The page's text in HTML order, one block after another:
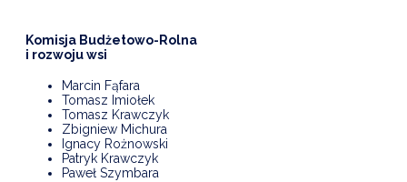
Komisja Budżetowo-Rolna
i rozwoju wsi
Marcin Fąfara
Tomasz Imiołek
Tomasz Krawczyk
Zbigniew Michura
Ignacy Rożnowski
Patryk Krawczyk
Paweł Szymbara